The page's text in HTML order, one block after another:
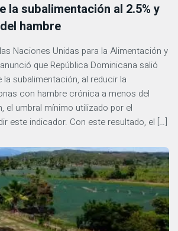
la subalimentación al 2.5% y
hambre
Naciones Unidas para la Alimentación y
que República Dominicana salió
la subalimentación, al reducir la
con hambre crónica a menos del
el umbral mínimo utilizado por el
este indicador. Con este resultado, el […]